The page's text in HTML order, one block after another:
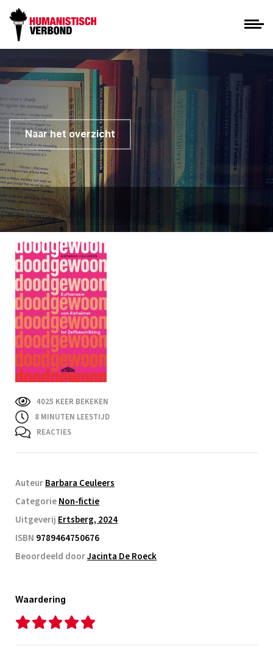
Naar het overzicht
4025 KEER BEKEKEN
8 MINUTEN LEESTIJD
REACTIES
AuteurBarbara Ceuleers
CategorieNon-fictie
Uitgeverij Ertsberg, 2024
ISBN 9789464750676
Beoordeeld doorJacinta De Roeck
Waardering